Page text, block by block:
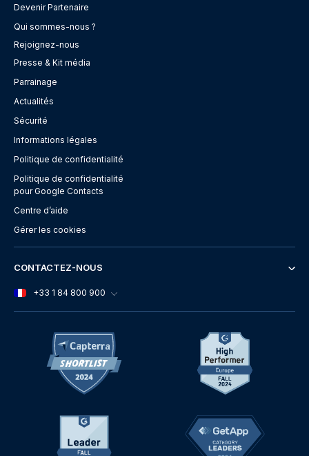
Devenir Partenaire
Qui sommes-nous ?
Rejoignez-nous
Presse & Kit média
Parrainage
Actualités
Sécurité
Informations légales
Politique de confidentialité
Politique de confidentialité
pour Google Contacts
Centre d’aide
Gérer les cookies
CONTACTEZ-NOUS
+33 1 84 800 900